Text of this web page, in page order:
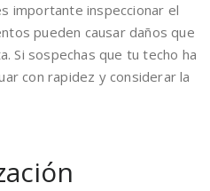
importante inspeccionar el
pueden causar daños que
Si sospechas que tu techo ha
con rapidez y considerar la